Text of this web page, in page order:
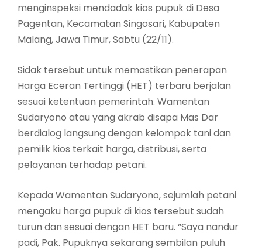
menginspeksi mendadak kios pupuk di Desa
Pagentan, Kecamatan Singosari, Kabupaten
Malang, Jawa Timur, Sabtu (22/11).
Sidak tersebut untuk memastikan penerapan
Harga Eceran Tertinggi (HET) terbaru berjalan
sesuai ketentuan pemerintah. Wamentan
Sudaryono atau yang akrab disapa Mas Dar
berdialog langsung dengan kelompok tani dan
pemilik kios terkait harga, distribusi, serta
pelayanan terhadap petani.
Kepada Wamentan Sudaryono, sejumlah petani
mengaku harga pupuk di kios tersebut sudah
turun dan sesuai dengan HET baru. “Saya nandur
padi, Pak. Pupuknya sekarang sembilan puluh